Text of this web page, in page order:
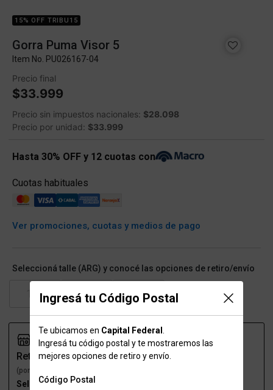
Ingresá tu Código Postal
Te ubicamos en Capital Federal
Ingresá tu código postal y te mostraremos las
mejores opciones de retiro y envío.
Código Postal
15% OFF TRIBU15
Gorra Puma Visor 5
Item No. PU026167-04
Precio final
$33.999
Precio sin impuestos nacionales: $28.098
Precio por unidad: $33.999
Hasta 30% OFF y 12 cuotas con
Cuotas habituales
Ver promociones, cuotas y medios de pago
Seleccioná talle (ARG) y conocé las opciones de retiro/envío
110 120 130
Retiro
(por una sucursal)
Seleccioná talle
Envío